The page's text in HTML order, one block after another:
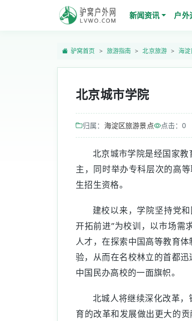
新闻资讯 户外
驴窝首页 旅游指南 北京旅游 海
北京城市学院
归属： 海淀区旅游景点 点击：0
北京城市学院是经国家
主，同时举办专科层次的高
生招生资格。
建校以来，学院坚持党
开拓前进”为校训，以市场需
人才，在探索中国高等教育
验，从而在名校林立的首都
中国民办高校的一面旗帜。
北城人将继续深化改革
育的改革和发展做出更大的